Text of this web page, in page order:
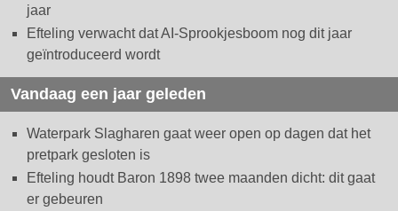
jaar
Efteling verwacht dat AI-Sprookjesboom nog dit jaar
geïntroduceerd wordt
Vandaag een jaar geleden
Waterpark Slagharen gaat weer open op dagen dat het
pretpark gesloten is
Efteling houdt Baron 1898 twee maanden dicht: dit gaat
er gebeuren